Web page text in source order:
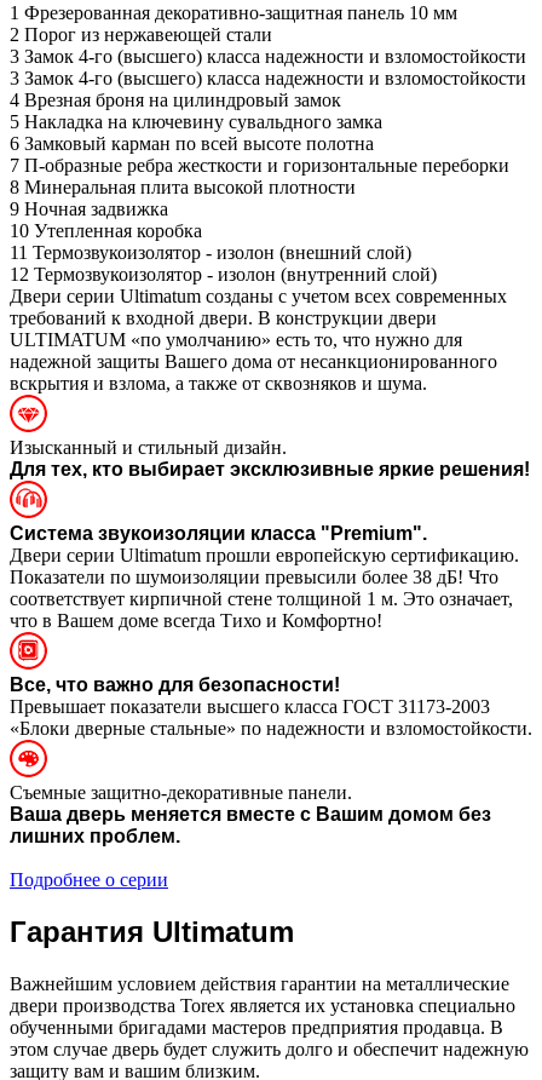
1 Фрезерованная декоративно-защитная панель 10 мм
2 Порог из нержавеющей стали
3 Замок 4-го (высшего) класса надежности и взломостойкости
3 Замок 4-го (высшего) класса надежности и взломостойкости
4 Врезная броня на цилиндровый замок
5 Накладка на ключевину сувальдного замка
6 Замковый карман по всей высоте полотна
7 П-образные ребра жесткости и горизонтальные переборки
8 Минеральная плита высокой плотности
9 Ночная задвижка
10 Утепленная коробка
11 Термозвукоизолятор - изолон (внешний слой)
12 Термозвукоизолятор - изолон (внутренний слой)
Двери серии Ultimatum созданы с учетом всех современных
требований к входной двери. В конструкции двери
ULTIMATUM «по умолчанию» есть то, что нужно для
надежной защиты Вашего дома от несанкционированного
вскрытия и взлома, а также от сквозняков и шума.
Изысканный и стильный дизайн.
Для тех, кто выбирает эксклюзивные яркие решения!
Система звукоизоляции класса "Premium".
Двери серии Ultimatum прошли европейскую сертификацию.
Показатели по шумоизоляции превысили более 38 дБ! Что
соответствует кирпичной стене толщиной 1 м. Это означает,
что в Вашем доме всегда Тихо и Комфортно!
Все, что важно для безопасности!
Превышает показатели высшего класса ГОСТ 31173-2003
«Блоки дверные стальные» по надежности и взломостойкости.
Съемные защитно-декоративные панели.
Ваша дверь меняется вместе с Вашим домом без
лишних проблем.
Подробнее о серии
Гарантия Ultimatum
Важнейшим условием действия гарантии на металлические
двери производства Torex является их установка специально
обученными бригадами мастеров предприятия продавца. В
этом случае дверь будет служить долго и обеспечит надежную
защиту вам и вашим близким.